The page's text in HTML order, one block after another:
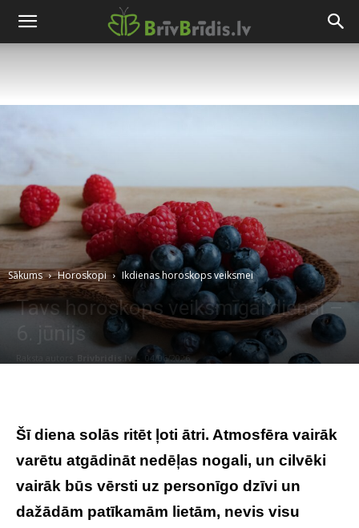
Sākums Horoskopi Ikdienas horoskops veiksmei
Tavs horoskops veiksmīgai dienai –
6. jūnijs
Brivbridis.lv - 04/06/2026
Šī diena solās ritēt ļoti ātri. Atmosfēra vairāk
varētu atgādināt nedēļas nogali, un cilvēki
vairāk būs vērsti uz personīgo dzīvi un
dažādām patīkamām lietām, nevis visu